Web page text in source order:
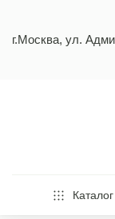
г.Москва, ул.
Каталог